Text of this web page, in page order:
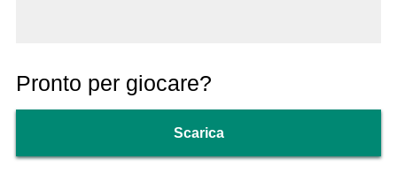
Pronto per giocare?
Scarica